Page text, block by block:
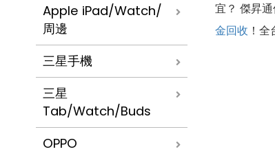
Apple iPad/Watch/
周邊
三星手機
三星
Tab/Watch/Buds
OPPO
宜？ 傑昇
金回收 ！全